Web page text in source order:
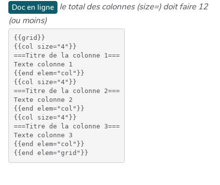
Doc en ligne le total des colonnes (size=) doit faire 12
(ou moins)
{{grid}}
{{col size="4"}}
===Titre de la colonne 1===
Texte colonne 1
{{end elem="col"}}
{{col size="4"}}
===Titre de la colonne 2===
Texte colonne 2
{{end elem="col"}}
{{col size="4"}}
===Titre de la colonne 3===
Texte colonne 3
{{end elem="col"}}